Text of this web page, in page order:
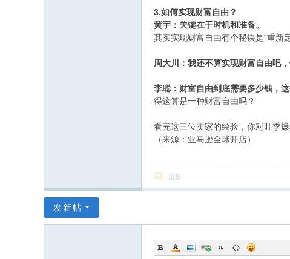
3.如何实现财富自由？
黄宇：关键在于时机和准备。
其实实现财富自由有个秘诀是“重新
周大川：我还不算实现财富自由吧
李聪：财富自由到底需要多少钱，这
得这算是一种财富自由吗？
看完这三位卖家的经验，你对旺季
（来源：亚马逊全球开店）
回复
发新帖